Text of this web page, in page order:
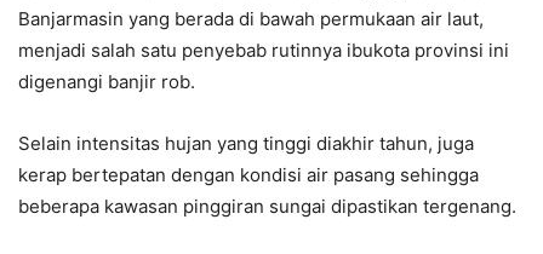
Banjarmasin yang berada di bawah permukaan air laut,
menjadi salah satu penyebab rutinnya ibukota provinsi ini
digenangi banjir rob.
Selain intensitas hujan yang tinggi diakhir tahun, juga
kerap bertepatan dengan kondisi air pasang sehingga
beberapa kawasan pinggiran sungai dipastikan tergenang.